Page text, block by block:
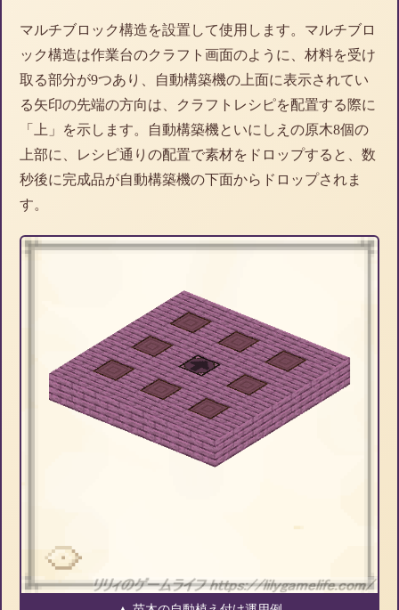
マルチブロック構造を設置して使用します。マルチブロ
ック構造は作業台のクラフト画面のように、材料を受け
取る部分が9つあり、自動構築機の上面に表示されてい
る矢印の先端の方向は、クラフトレシピを配置する際に
「上」を示します。自動構築機といにしえの原木8個の
上部に、レシピ通りの配置で素材をドロップすると、数
秒後に完成品が自動構築機の下面からドロップされま
す。